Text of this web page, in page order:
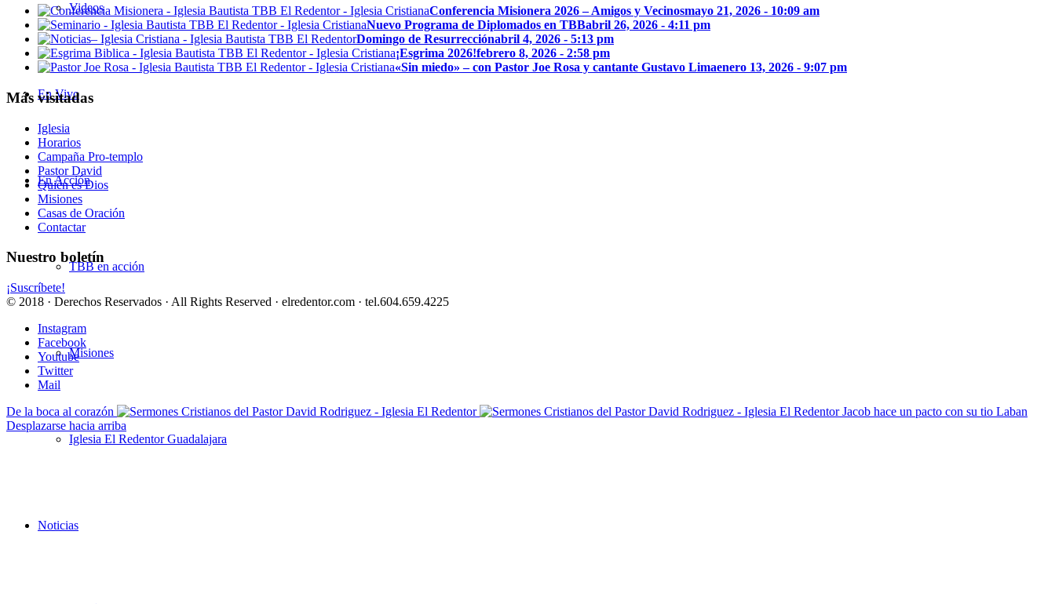
Videos
En Vivo
En Acción
TBB en acción
Misiones
Iglesia El Redentor Guadalajara
Noticias
Conferencia Misionera 2026 – Amigos y Vecinosmayo 21, 2026 - 10:09 am
Nuevo Programa de Diplomados en TBBabril 26, 2026 - 4:11 pm
Domingo de Resurrecciónabril 4, 2026 - 5:13 pm
¡Esgrima 2026!febrero 8, 2026 - 2:58 pm
«Sin miedo» – con Pastor Joe Rosa y cantante Gustavo Limaenero 13, 2026 - 9:07 pm
Más visitadas
Iglesia
Horarios
Campaña Pro-templo
Pastor David
Quién es Dios
Misiones
Casas de Oración
Contactar
Nuestro boletín
¡Suscríbete!
© 2018 · Derechos Reservados · All Rights Reserved · elredentor.com · tel.604.659.4225
Instagram
Facebook
Youtube
Twitter
Mail
De la boca al corazón
Jacob hace un pacto con su tio Laban
Desplazarse hacia arriba